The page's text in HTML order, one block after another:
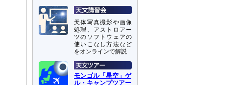
天体写真撮影や画像
処理、アストロアー
ツのソフトウェアの
使いこなし方法など
をオンラインで解説
モンゴル「星空」ゲ
ル・キャンプツアー